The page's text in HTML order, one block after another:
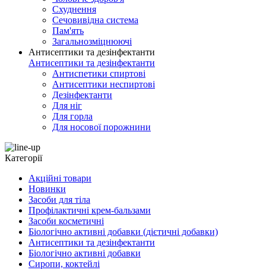
Схуднення
Сечовивідна система
Пам'ять
Загальнозміцнюючі
Антисептики та дезінфектанти
Антисептики та дезінфектанти
Антиспетики спиртові
Антисептики неспиртові
Дезінфектанти
Для ніг
Для горла
Для носової порожнини
Категорії
Акційні товари
Новинки
Засоби для тіла
Профілактичні крем-бальзами
Засоби косметичні
Біологічно активні добавки (дієтичні добавки)
Антисептики та дезінфектанти
Біологічно активні добавки
Сиропи, коктейлі